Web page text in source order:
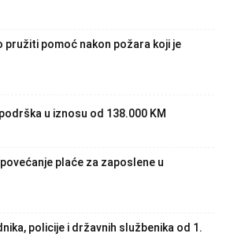
pomoć nakon požara koji je
u iznosu od 138.000 KM
plaće za zaposlene u
policije i državnih službenika od 1.